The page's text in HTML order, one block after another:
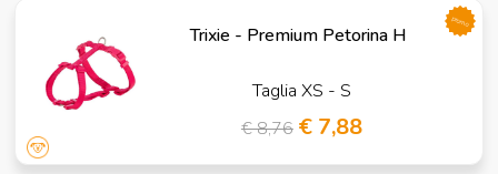
Trixie - Premium Petorina H
Taglia XS - S
€ 8,76 € 7,88
promo